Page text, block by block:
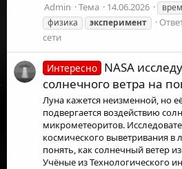
Admin
Тема 14.06.2026
физика
эксперимент
сети
Интересно NASA
солнечного ветра на
Луна кажется неизменной, но
подвергается воздействию
микрометеоритов.
космического выветривания в
понять, как солнечный ветер
Учёные из Технологического